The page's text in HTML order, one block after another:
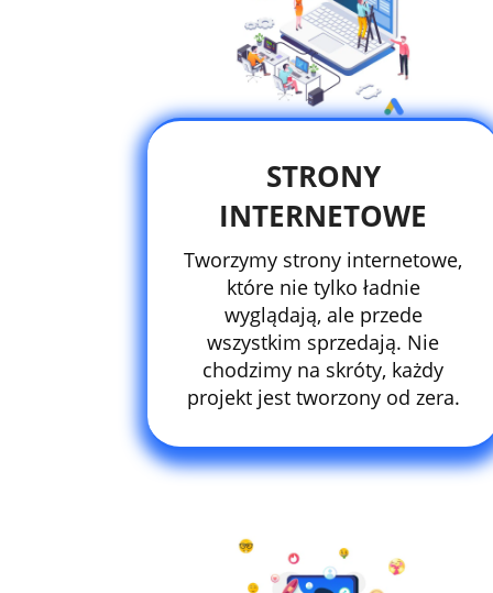
STRONY
INTERNETOWE
Tworzymy strony internetowe,
które nie tylko ładnie
wyglądają, ale przede
wszystkim sprzedają. Nie
chodzimy na skróty, każdy
projekt jest tworzony od zera.